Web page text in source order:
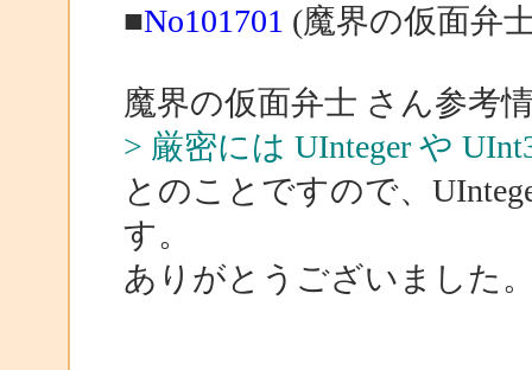
■No101701 (魔界の仮面弁
魔界の仮面弁士 さん参考
> 厳密には UInteger や
とのことですので、
す。
ありがとうございました